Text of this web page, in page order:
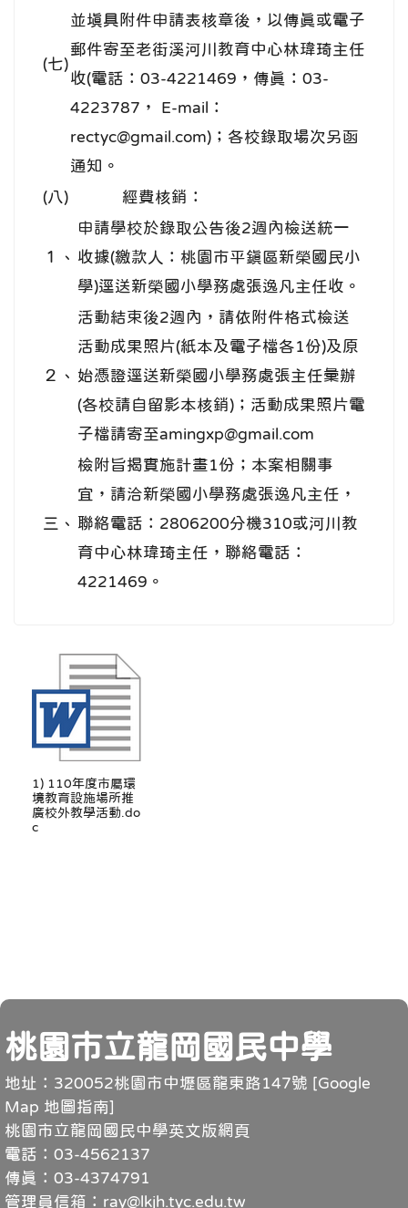
(七)
並填具附件申請表核章後，以傳真或電子
郵件寄至老街溪河川教育中心林瑋琦主任
收(電話：03-4221469，傳真：03-
4223787， E-mail：
rectyc@gmail.com)；各校錄取場次另函
通知。
(八)
經費核銷：
１、
申請學校於錄取公告後2週內檢送統一
收據(繳款人：桃園市平鎮區新榮國民小
學)逕送新榮國小學務處張逸凡主任收。
２、
活動結束後2週內，請依附件格式檢送
活動成果照片(紙本及電子檔各1份)及原
始憑證逕送新榮國小學務處張主任彙辦
(各校請自留影本核銷)；活動成果照片電
子檔請寄至amingxp@gmail.com
三、
檢附旨揭實施計畫1份；本案相關事
宜，請洽新榮國小學務處張逸凡主任，
聯絡電話：2806200分機310或河川教
育中心林瑋琦主任，聯絡電話：
4221469。
1) 110年度市屬環
境教育設施場所推
廣校外教學活動.do
c
頁尾
桃園市立龍岡國民中學
地址：320052桃園市中壢區龍東路147號 [Google
Map 地圖指南]
桃園市立龍岡國民中學英文版網頁
電話：03-4562137
傳真：03-4374791
管理員信箱：ray@lkjh.tyc.edu.tw